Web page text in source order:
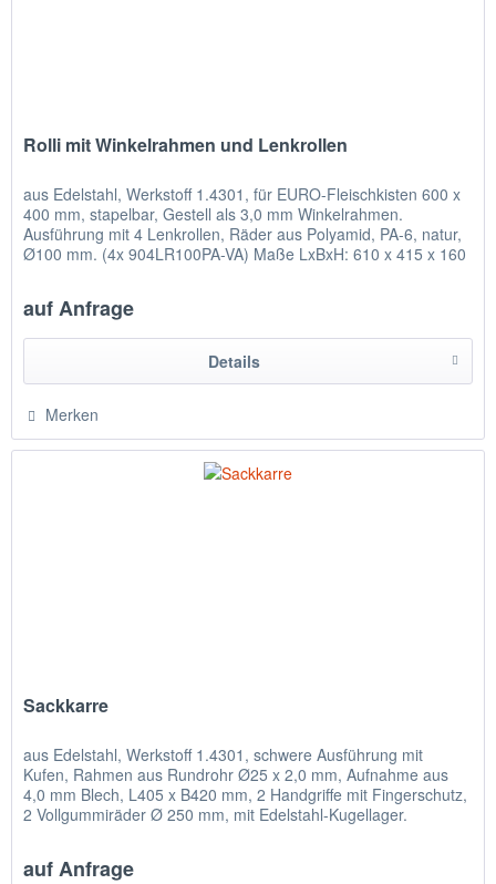
Rolli mit Winkelrahmen und Lenkrollen
aus Edelstahl, Werkstoff 1.4301, für EURO-Fleischkisten 600 x
400 mm, stapelbar, Gestell als 3,0 mm Winkelrahmen.
Ausführung mit 4 Lenkrollen, Räder aus Polyamid, PA-6, natur,
Ø100 mm. (4x 904LR100PA-VA) Maße LxBxH: 610 x 415 x 160
auf Anfrage
Details
Merken
Sackkarre
aus Edelstahl, Werkstoff 1.4301, schwere Ausführung mit
Kufen, Rahmen aus Rundrohr Ø25 x 2,0 mm, Aufnahme aus
4,0 mm Blech, L405 x B420 mm, 2 Handgriffe mit Fingerschutz,
2 Vollgummiräder Ø 250 mm, mit Edelstahl-Kugellager.
auf Anfrage